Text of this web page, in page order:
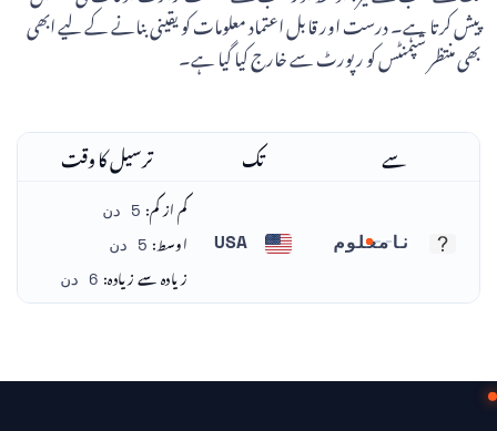
پیش کرتا ہے۔ درست اور قابل اعتماد معلومات کو یقینی بنانے کے لیے ابھی
بھی منتظر شپمنٹس کو رپورٹ سے خارج کیا گیا ہے۔
سے تک ترسیل کا وقت
نامعلوم USA
ریاست ہائے متحدہ امریکا
کم از کم: 5 دن
اوسط: 5 دن
زیادہ سے زیادہ: 6 دن